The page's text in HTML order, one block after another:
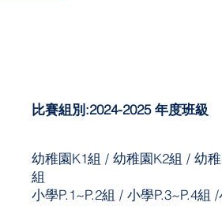
比賽組別:2024-2025年度班級
幼稚園K1組 / 幼稚園K2組 / 幼
組
小學P.1~P.2組 / 小學P.3~P.4組